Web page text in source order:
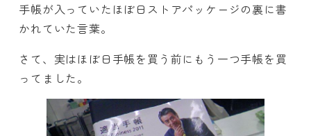
手帳が入っていたほぼ日ストアパッケージの裏に書
かれていた言葉。
さて、実はほぼ日手帳を買う前にもう一つ手帳を買
ってました。